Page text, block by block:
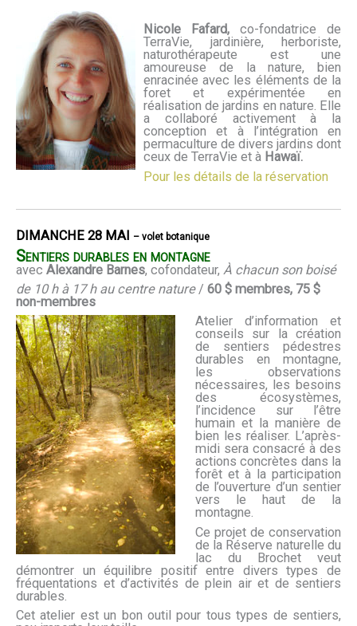
Nicole Fafard, co-fondatrice de
TerraVie, jardinière, herboriste,
naturothérapeute est une
amoureuse de la nature, bien
enracinée avec les éléments de la
foret et expérimentée en
réalisation de jardins en nature. Elle
a collaboré activement à la
conception et à l’intégration en
permaculture de divers jardins dont
ceux de TerraVie et à Hawaï.
Pour les détails de la réservation
DIMANCHE 28 MAI – volet botanique
Sentiers durables en montagne
avec Alexandre Barnes, cofondateur, À chacun son boisé
de 10 h à 17 h au centre nature/ 60 $ membres, 75 $
non-membres
Atelier d’information et
conseils sur la création
de sentiers pédestres
durables en montagne,
les observations
nécessaires, les besoins
des écosystèmes,
l’incidence sur l’être
humain et la manière de
bien les réaliser. L’après-
midi sera consacré à des
actions concrètes dans la
forêt et à la participation
de l’ouverture d’un sentier
vers le haut de la
montagne.
Ce projet de conservation
de la Réserve naturelle du
lac du Brochet veut
démontrer un équilibre positif entre divers types de
fréquentations et d’activités de plein air et de sentiers
durables.
Cet atelier est un bon outil pour tous types de sentiers,